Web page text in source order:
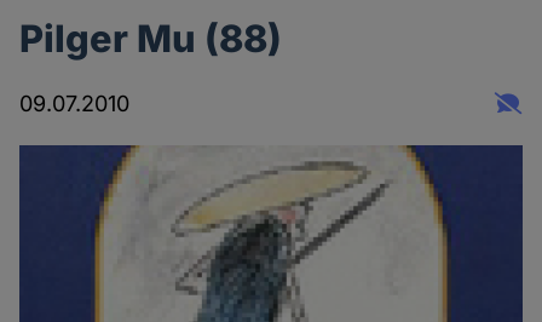
Pilger Mu (88)
09.07.2010